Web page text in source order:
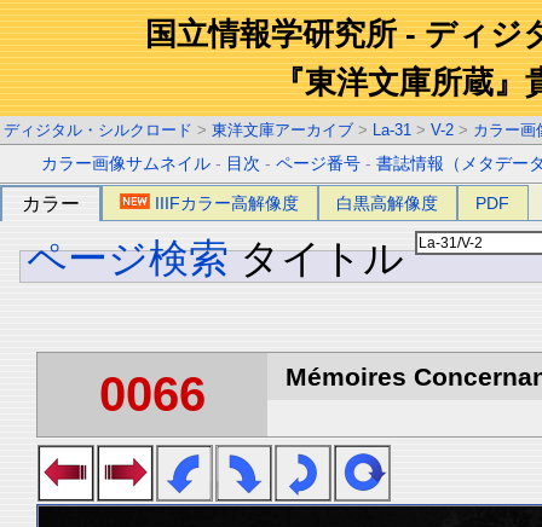
国立情報学研究所 - ディジ
『東洋文庫所蔵』
ディジタル・シルクロード > 東洋文庫アーカイブ > La-31 > V-2 > カラー画
カラー画像サムネイル - 目次 -ページ番号 -書誌情報（メタデー
カラー IIIFカラー高解像度 白黒高解像度 PDF
ページ検索 タイトル
0066 Mémoires